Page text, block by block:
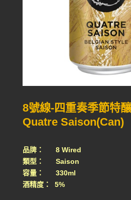
8號線-四重奏季節特
Quatre Saison(Can)
品牌： 8 Wired
類型： Saison
容量： 330ml
酒精度： 5%